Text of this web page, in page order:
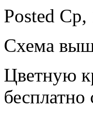
Posted
Схема
Цветную
бесплатно